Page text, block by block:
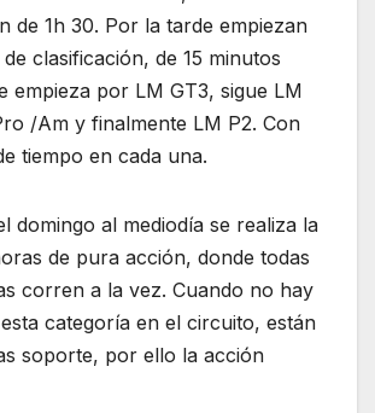
de 1h 30. Por la tarde empiezan
clasificación, de 15 minutos
empieza por LM GT3, sigue LM
/Am y finalmente LM P2. Con
tiempo en cada una.
domingo al mediodía se realiza la
de pura acción, donde todas
corren a la vez. Cuando no hay
categoría en el circuito, están
soporte, por ello la acción